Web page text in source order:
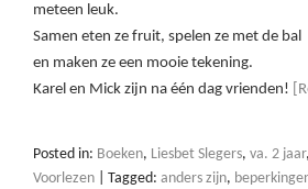
meteen leuk.
Samen eten ze fruit, spelen ze met de bal
en maken ze een mooie tekening.
Karel en Mick zijn na één dag vrienden!
Posted in: Boeken, Liesbet Slegers, va. 2 jaar,
Voorlezen
Tagged: anders zijn,